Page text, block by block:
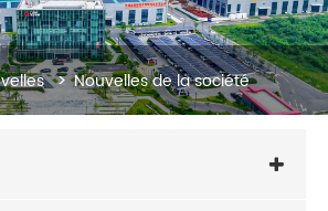
Nouvelles de la société